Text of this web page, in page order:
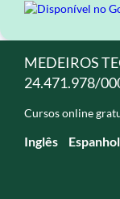
MEDEIROS
24.471.978/
Cursos online
Inglês Espanhol